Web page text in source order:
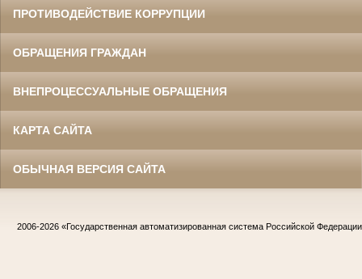
ПРОТИВОДЕЙСТВИЕ КОРРУПЦИИ
ОБРАЩЕНИЯ ГРАЖДАН
ВНЕПРОЦЕССУАЛЬНЫЕ ОБРАЩЕНИЯ
КАРТА САЙТА
ОБЫЧНАЯ ВЕРСИЯ САЙТА
2006-2026 «Государственная автоматизированная система Российской